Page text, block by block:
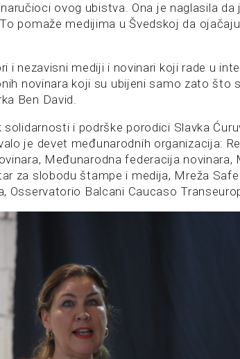
ovog ubistva. Ona je naglasila da
pomaže medijima u Švedskoj da
i nezavisni mediji i novinari koji rade u
novinara koji su ubijeni samo zato što
Ben David.
solidarnosti i podrške porodici Slavka
je devet međunarodnih organizacija:
Međunarodna federacija
za slobodu štampe i medija, Mreža
Osservatorio Balcani Caucaso